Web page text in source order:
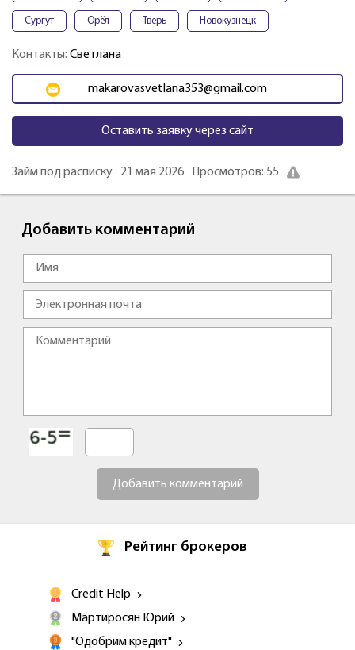
Сургут Орёл Тверь Новокузнецк
Контакты: Светлана
makarovasvetlana353@gmail.com
Оставить заявку через сайт
Займ под расписку 21 мая 2026 Просмотров: 55
Добавить комментарий
Добавить комментарий
Рейтинг брокеров
Credit Help
Мартиросян Юрий
"Одобрим кредит"